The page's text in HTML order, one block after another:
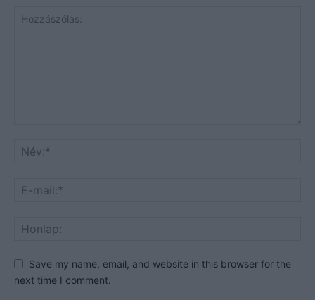
Save my name, email, and website in this browser for the
next time I comment.